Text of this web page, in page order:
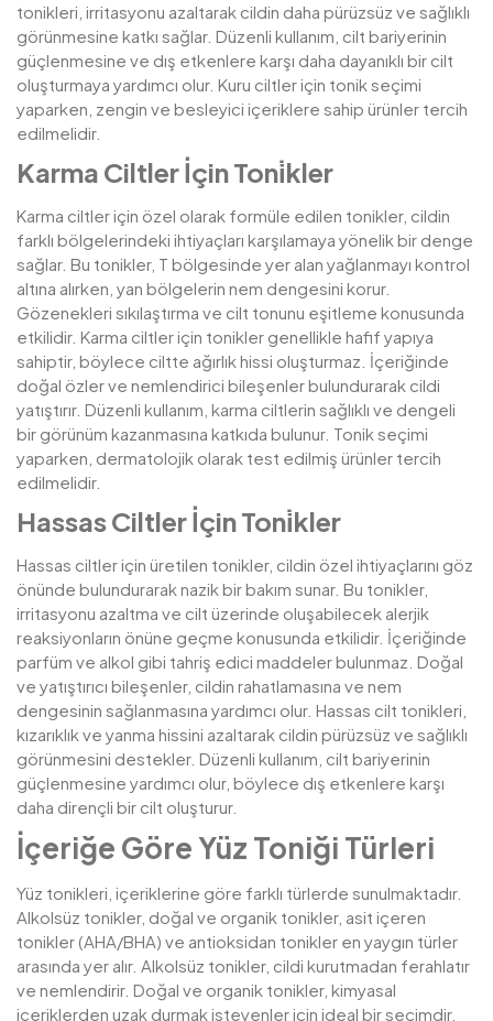
tonikleri, irritasyonu azaltarak cildin daha pürüzsüz ve sağlıklı
görünmesine katkı sağlar. Düzenli kullanım, cilt bariyerinin
güçlenmesine ve dış etkenlere karşı daha dayanıklı bir cilt
oluşturmaya yardımcı olur. Kuru ciltler için tonik seçimi
yaparken, zengin ve besleyici içeriklere sahip ürünler tercih
edilmelidir.
Karma Ciltler İçin Toni̇kler
Karma ciltler için özel olarak formüle edilen tonikler, cildin
farklı bölgelerindeki ihtiyaçları karşılamaya yönelik bir denge
sağlar. Bu tonikler, T bölgesinde yer alan yağlanmayı kontrol
altına alırken, yan bölgelerin nem dengesini korur.
Gözenekleri sıkılaştırma ve cilt tonunu eşitleme konusunda
etkilidir. Karma ciltler için tonikler genellikle hafif yapıya
sahiptir, böylece ciltte ağırlık hissi oluşturmaz. İçeriğinde
doğal özler ve nemlendirici bileşenler bulundurarak cildi
yatıştırır. Düzenli kullanım, karma ciltlerin sağlıklı ve dengeli
bir görünüm kazanmasına katkıda bulunur. Tonik seçimi
yaparken, dermatolojik olarak test edilmiş ürünler tercih
edilmelidir.
Hassas Ciltler İçin Toni̇kler
Hassas ciltler için üretilen tonikler, cildin özel ihtiyaçlarını göz
önünde bulundurarak nazik bir bakım sunar. Bu tonikler,
irritasyonu azaltma ve cilt üzerinde oluşabilecek alerjik
reaksiyonların önüne geçme konusunda etkilidir. İçeriğinde
parfüm ve alkol gibi tahriş edici maddeler bulunmaz. Doğal
ve yatıştırıcı bileşenler, cildin rahatlamasına ve nem
dengesinin sağlanmasına yardımcı olur. Hassas cilt tonikleri,
kızarıklık ve yanma hissini azaltarak cildin pürüzsüz ve sağlıklı
görünmesini destekler. Düzenli kullanım, cilt bariyerinin
güçlenmesine yardımcı olur, böylece dış etkenlere karşı
daha dirençli bir cilt oluşturur.
İçeriğe Göre Yüz Toniği Türleri
Yüz tonikleri, içeriklerine göre farklı türlerde sunulmaktadır.
Alkolsüz tonikler, doğal ve organik tonikler, asit içeren
tonikler (AHA/BHA) ve antioksidan tonikler en yaygın türler
arasında yer alır. Alkolsüz tonikler, cildi kurutmadan ferahlatır
ve nemlendirir. Doğal ve organik tonikler, kimyasal
içeriklerden uzak durmak isteyenler için ideal bir seçimdir.